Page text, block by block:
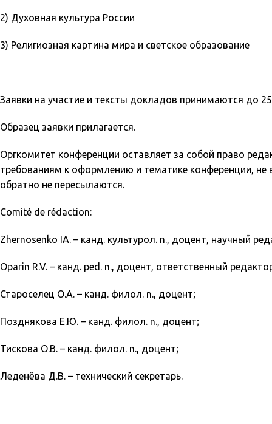
2) Духовная культура России
3) Религиозная картина мира и светское образование
Заявки на участие и тексты докладов принимаются до
Образец заявки прилагается.
Оргкомитет конференции оставляет за собой право
требованиям к оформлению и тематике конференции,
обратно не пересылаются.
Comité de rédaction:
Zhernosenko IA. – канд. культурол. n., доцент, научный
Oparin R.V. – канд. ped. n., доцент, ответственный
Староселец О.А. – канд. филол. n., доцент;
Позднякова Е.Ю. – канд. филол. n., доцент;
Тискова О.В. – канд. филол. n., доцент;
Леденёва Д.В. – технический секретарь.